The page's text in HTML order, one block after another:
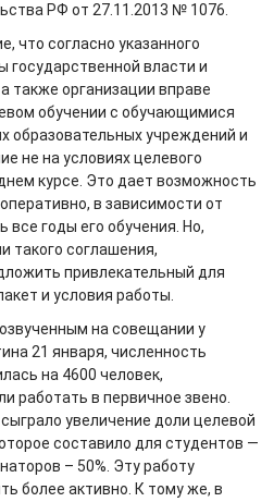
РФ от 27.11.2013 № 1076.
что согласно указанного
государственной власти и
также организации вправе
обучении с обучающимися
образовательных учреждений и
не на условиях целевого
курсе. Это дает возможность
в зависимости от
годы его обучения. Но,
такого соглашения,
привлекательный для
и условия работы.
на совещании у
21 января, численность
на 4600 человек,
работать в первичное звено.
увеличение доли целевой
составило для студентов —
– 50%. Эту работу
более активно. К тому же, в